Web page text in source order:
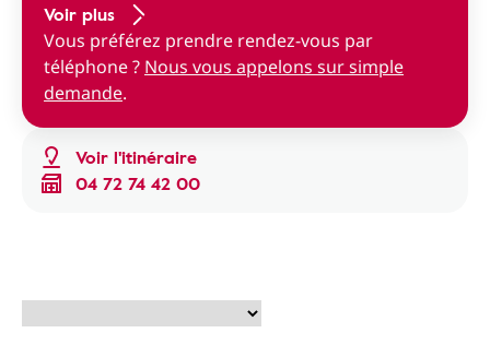
Voir l'itinéraire
04 72 74 42 00
Voir plus
Vous préférez prendre rendez-vous par
téléphone ? Nous vous appelons sur simple
demande.